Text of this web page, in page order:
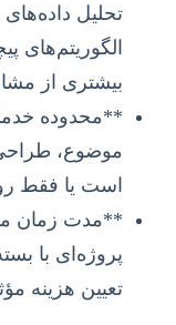
تحلیل داده‌های
الگوریتم‌های
بیشتری از
**محدوده
موضوع،
است یا فقط
**مدت زمان
پروژه‌ای با
تعیین هزینه